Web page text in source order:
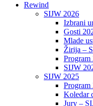
Rewind
SIJW 2026
Izbrani
Gosti
Mlade
Žirija –
Program
SIJW
SIJW 2025
Program
Koledar
Jury –